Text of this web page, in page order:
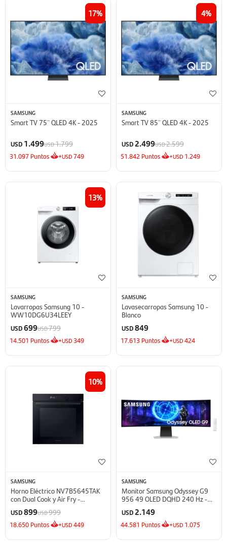
17
SAMSUNG
Smart TV 75¨ QLED 4K - 2025
USD 1.499USD1.799
31.097 Puntos +USD749
4
SAMSUNG
Smart TV 85¨ QLED 4K - 2025
USD 2.499USD2.599
51.842 Puntos +USD 1.249
13
SAMSUNG
Lavarropas Samsung 10 -
WW10DG6U34LEEY
USD699USD799
14.501 Puntos +USD 349
SAMSUNG
Lavasecarropas Samsung 10 -
Blanco
USD849
17.613 Puntos +USD424
10
SAMSUNG
Horno Eléctrico NV7B5645TAK
con Dual Cook y Air Fry -
NV7B5645TAK
USD899USD999
18.650 Puntos +USD449
SAMSUNG
Monitor Samsung Odyssey G9
956 49 OLED DQHD 240 Hz -
USD 2.149
44.581 Puntos +USD 1.075